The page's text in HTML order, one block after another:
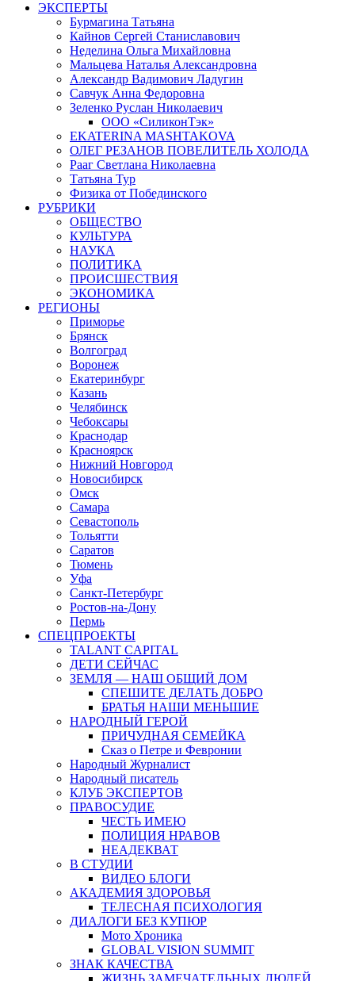
ЭКСПЕРТЫ
Бурмагина Татьяна
Кайнов Сергей Станиславович
Неделина Ольга Михайловна
Мальцева Наталья Александровна
Александр Вадимович Ладугин
Савчук Анна Федоровна
Зеленко Руслан Николаевич
ООО «СиликонТэк»
EKATERINA MASHTAKOVA
ОЛЕГ РЕЗАНОВ ПОВЕЛИТЕЛЬ ХОЛОДА
Рааг Светлана Николаевна
Татьяна Тур
Физика от Побединского
РУБРИКИ
ОБЩЕСТВО
КУЛЬТУРА
НАУКА
ПОЛИТИКА
ПРОИСШЕСТВИЯ
ЭКОНОМИКА
РЕГИОНЫ
Приморье
Брянск
Волгоград
Воронеж
Екатеринбург
Казань
Челябинск
Чебоксары
Краснодар
Красноярск
Нижний Новгород
Новосибирск
Омск
Самара
Севастополь
Тольятти
Саратов
Тюмень
Уфа
Санкт-Петербург
Ростов-на-Дону
Пермь
СПЕЦПРОЕКТЫ
TALANT CAPITAL
ДЕТИ СЕЙЧАС
ЗЕМЛЯ — НАШ ОБЩИЙ ДОМ
СПЕШИТЕ ДЕЛАТЬ ДОБРО
БРАТЬЯ НАШИ МЕНЬШИЕ
НАРОДНЫЙ ГЕРОЙ
ПРИЧУДНАЯ СЕМЕЙКА
Сказ о Петре и Февронии
Народный Журналист
Народный писатель
КЛУБ ЭКСПЕРТОВ
ПРАВОСУДИЕ
ЧЕСТЬ ИМЕЮ
ПОЛИЦИЯ НРАВОВ
НЕАДЕКВАТ
В СТУДИИ
ВИДЕО БЛОГИ
АКАДЕМИЯ ЗДОРОВЬЯ
ТЕЛЕСНАЯ ПСИХОЛОГИЯ
ДИАЛОГИ БЕЗ КУПЮР
Мото Хроника
GLOBAL VISION SUMMIT
ЗНАК КАЧЕСТВА
ЖИЗНЬ ЗАМЕЧАТЕЛЬНЫХ ЛЮДЕЙ